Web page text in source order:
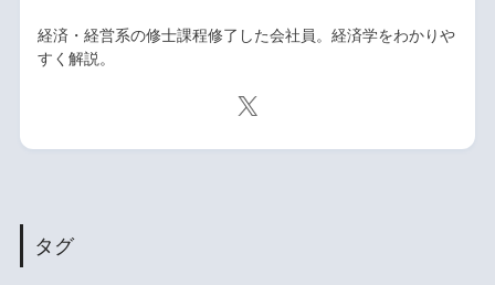
経済・経営系の修士課程修了した会社員。経済学をわかりや
すく解説。
タグ